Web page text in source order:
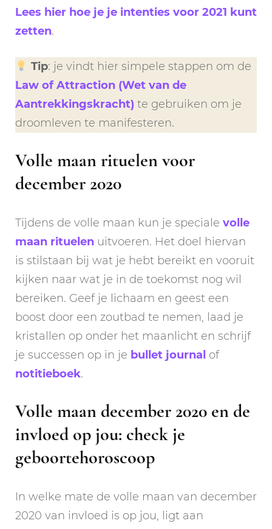
Lees hier hoe je je intenties voor 2021 kunt
zetten.
Tip: je vindt hier simpele stappen om de
Law of Attraction (Wet van de
Aantrekkingskracht) te gebruiken om je
droomleven te manifesteren.
Volle maan rituelen voor
december 2020
Tijdens de volle maan kun je speciale volle
maan rituelen uitvoeren. Het doel hiervan
is stilstaan bij wat je hebt bereikt en vooruit
kijken naar wat je in de toekomst nog wil
bereiken. Geef je lichaam en geest een
boost door een zoutbad te nemen, laad je
kristallen op onder het maanlicht en schrijf
je successen op in je bullet journal of
notitieboek.
Volle maan december 2020 en de
invloed op jou: check je
geboortehoroscoop
In welke mate de volle maan van december
2020 van invloed is op jou, ligt aan